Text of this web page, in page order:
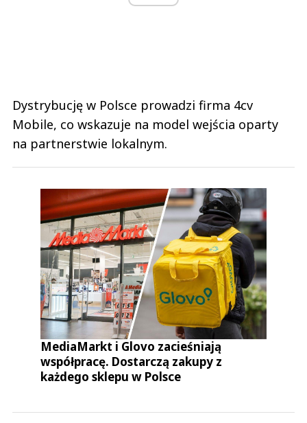
Dystrybucję w Polsce prowadzi firma 4cv
Mobile, co wskazuje na model wejścia oparty
na partnerstwie lokalnym.
MediaMarkt i Glovo zacieśniają
współpracę. Dostarczą zakupy z
każdego sklepu w Polsce